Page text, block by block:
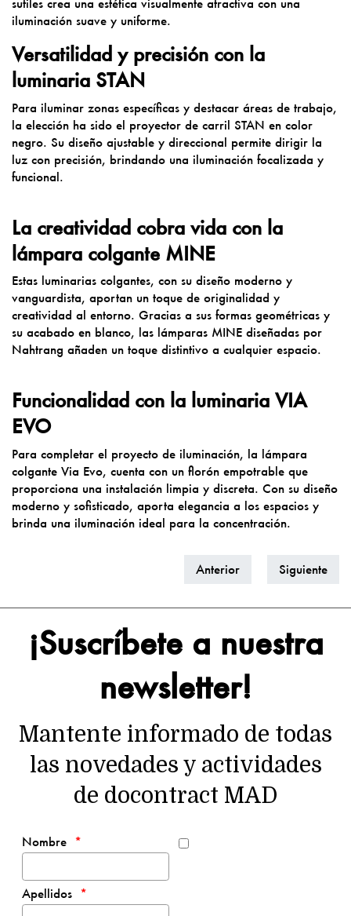
sutiles crea una estética visualmente atractiva con una
iluminación suave y uniforme.
Versatilidad y precisión con la
luminaria STAN
Para iluminar zonas específicas y destacar áreas de trabajo,
la elección ha sido el proyector de carril STAN en color
negro. Su diseño ajustable y direccional permite dirigir la
luz con precisión, brindando una iluminación focalizada y
funcional.
La creatividad cobra vida con la
lámpara colgante MINE
Estas luminarias colgantes, con su diseño moderno y
vanguardista, aportan un toque de originalidad y
creatividad al entorno. Gracias a sus formas geométricas y
su acabado en blanco, las lámparas MINE diseñadas por
Nahtrang añaden un toque distintivo a cualquier espacio.
Funcionalidad con la luminaria VIA
EVO
Para completar el proyecto de iluminación, la lámpara
colgante Via Evo, cuenta con un florón empotrable que
proporciona una instalación limpia y discreta. Con su diseño
moderno y sofisticado, aporta elegancia a los espacios y
brinda una iluminación ideal para la concentración.
Anterior Siguiente
¡Suscríbete a nuestra
newsletter!
Mantente informado de todas
las novedades y actividades
de docontract MAD
Nombre
Apellidos